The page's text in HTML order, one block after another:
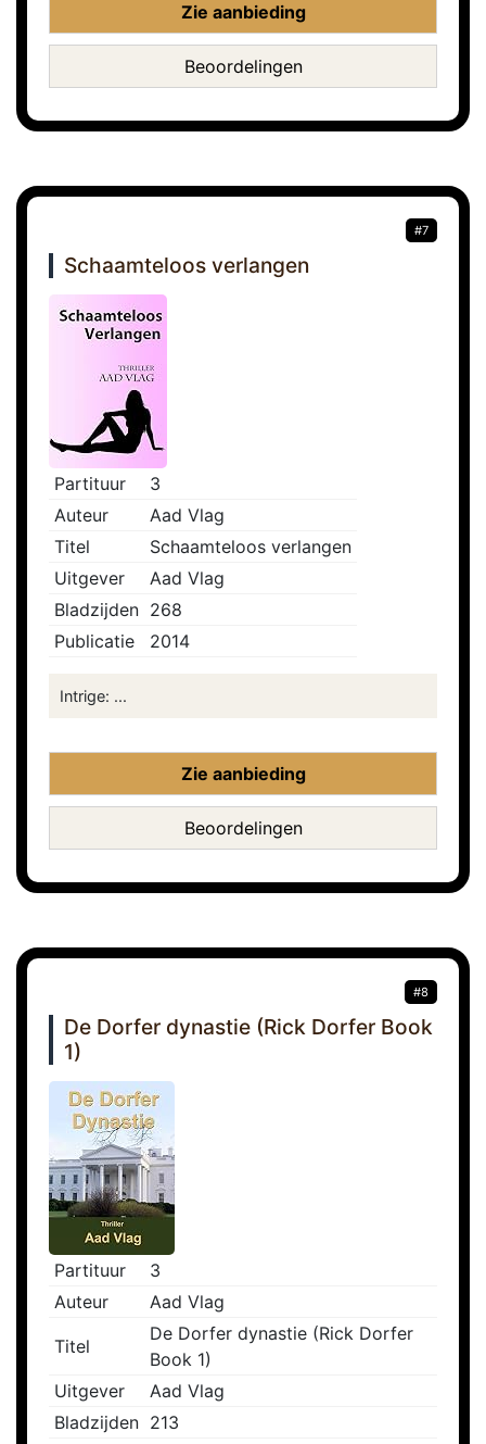
Zie aanbieding
Beoordelingen
#7
Schaamteloos verlangen
Partituur
3
Auteur
Aad Vlag
Titel
Schaamteloos verlangen
Uitgever
Aad Vlag
Bladzijden 268
Publicatie
2014
Intrige: ...
Zie aanbieding
Beoordelingen
#8
De Dorfer dynastie (Rick Dorfer Book
1)
Partituur
3
Auteur
Aad Vlag
Titel
De Dorfer dynastie (Rick Dorfer
Book 1)
Uitgever
Aad Vlag
Bladzijden 213